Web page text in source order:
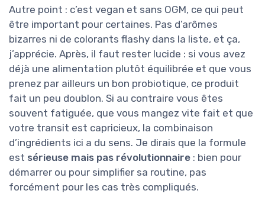
Autre point : c’est vegan et sans OGM, ce qui peut
être important pour certaines. Pas d’arômes
bizarres ni de colorants flashy dans la liste, et ça,
j’apprécie. Après, il faut rester lucide : si vous avez
déjà une alimentation plutôt équilibrée et que vous
prenez par ailleurs un bon probiotique, ce produit
fait un peu doublon. Si au contraire vous êtes
souvent fatiguée, que vous mangez vite fait et que
votre transit est capricieux, la combinaison
d’ingrédients ici a du sens. Je dirais que la formule
est sérieuse mais pas révolutionnaire : bien pour
démarrer ou pour simplifier sa routine, pas
forcément pour les cas très compliqués.